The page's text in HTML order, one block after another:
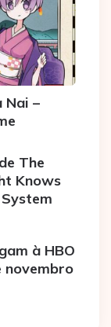
Nai –
The
Knows
à HBO
novembro